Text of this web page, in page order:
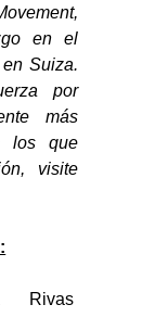
en el
Suiza.
por
más
los que